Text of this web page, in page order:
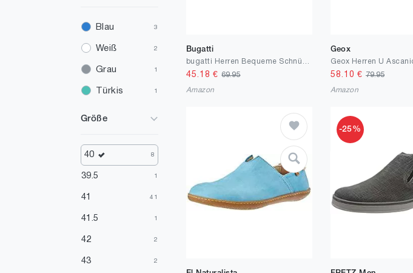
Blau 3
Weiß 2
Grau 1
Türkis 1
Größe
40 8
39.5 1
41 41
41.5 1
42 2
43 2
Bugatti
45.18 €69.95
Amazon
Geox
58.10 € 79.95
Amazon
-25%